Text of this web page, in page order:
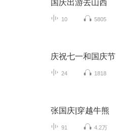
国庆出游去山西
10 5805
庆祝七一和国庆节
24 1818
张国庆|穿越牛熊
91 4.2万